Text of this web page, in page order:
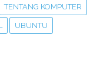
TENTANG KOMPUTER
UBUNTU